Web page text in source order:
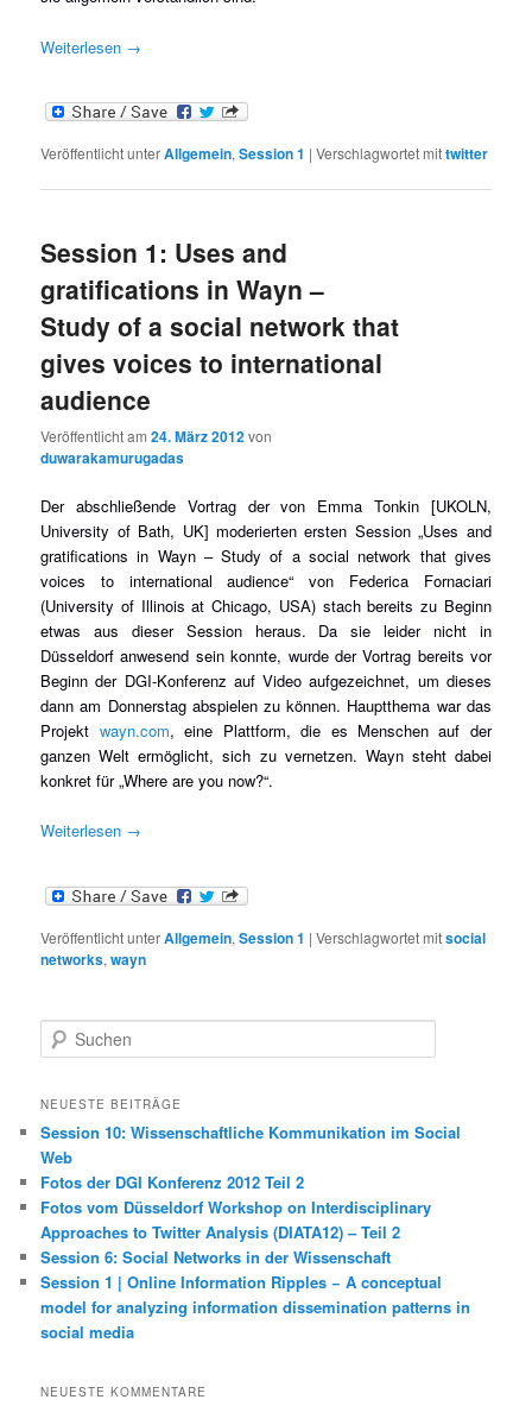
Weiterlesen →
Veröffentlicht unterAllgemein,Session 1 |Verschlagwortet mittwitter
Session 1: Uses and
gratifications in Wayn –
Study of a social network that
gives voices to international
audience
Veröffentlicht am24. März 2012von
duwarakamurugadas
Der abschließende Vortrag der von Emma Tonkin [UKOLN,
University of Bath, UK] moderierten ersten Session „Uses and
gratifications in Wayn – Study of a social network that gives
voices to international audience“ von Federica Fornaciari
(University of Illinois at Chicago, USA) stach bereits zu Beginn
etwas aus dieser Session heraus. Da sie leider nicht in
Düsseldorf anwesend sein konnte, wurde der Vortrag bereits vor
Beginn der DGI-Konferenz auf Video aufgezeichnet, um dieses
dann am Donnerstag abspielen zu können. Hauptthema war das
Projekt wayn.com, eine Plattform, die es Menschen auf der
ganzen Welt ermöglicht, sich zu vernetzen. Wayn steht dabei
konkret für „Where are you now?“.
Weiterlesen →
Veröffentlicht unterAllgemein,Session 1 |Verschlagwortet mitsocial
networks,wayn
u
h
n
NEUESTE BEITRÄGE
Session 10: Wissenschaftliche Kommunikation im Social
Web
Fotos der DGI Konferenz 2012 Teil 2
Fotos vom Düsseldorf Workshop on Interdisciplinary
Approaches to Twitter Analysis (DIATA12) – Teil 2
Session 6: Social Networks in der Wissenschaft
Session 1 | Online Information Ripples − A conceptual
model for analyzing information dissemination patterns in
social media
NEUESTE KOMMENTARE